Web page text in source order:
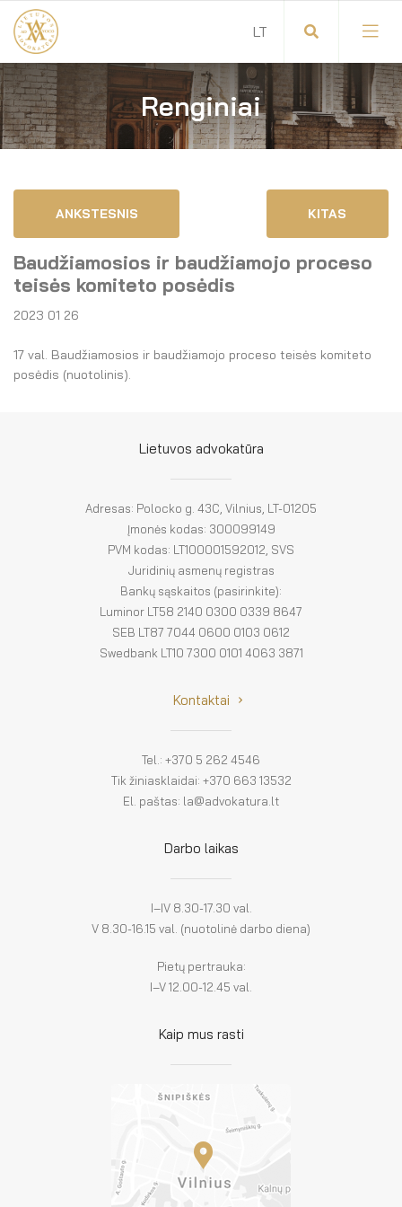
Visuotinis advokatų susirinkimas
Advokatų tarybos pirmininkas
Advokatų taryba
Komitetai
Garbės teismas
Administracija
Savitarna
Savivaldos teisės aktai
Dokumentų atmintinė
Gynėjas
Renginiai
ANKSTESNIS KITAS
Baudžiamosios ir baudžiamojo proceso
teisės komiteto posėdis
2023 01 26
17 val. Baudžiamosios ir baudžiamojo proceso teisės komiteto
posėdis (nuotolinis).
Lietuvos advokatūra
Adresas: Polocko g. 43C, Vilnius, LT-01205
Įmonės kodas: 300099149
PVM kodas: LT100001592012, SVS
Juridinių asmenų registras
Bankų sąskaitos (pasirinkite):
Luminor LT58 2140 0300 0339 8647
SEB LT87 7044 0600 0103 0612
Swedbank LT10 7300 0101 4063 3871
Kontaktai
Tel.: +370 5 262 4546
Tik žiniasklaidai: +370 663 13532
El. paštas: la@advokatura.lt
Darbo laikas
I–IV 8.30-17.30 val.
V 8.30-16.15 val. (nuotolinė darbo diena)
Pietų pertrauka:
I–V 12.00-12.45 val.
Kaip mus rasti